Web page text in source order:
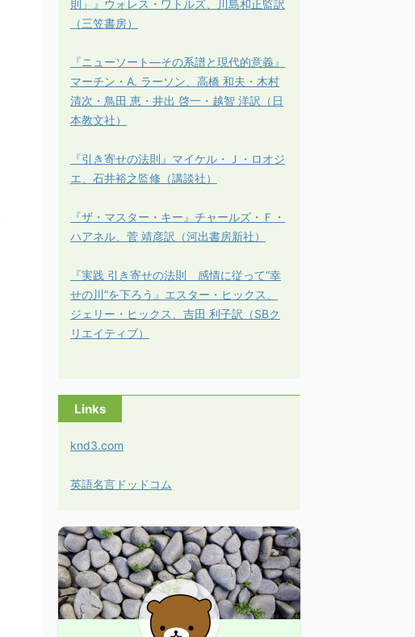
則」』ウォレス・ワトルズ、川島和正監訳
（三笠書房）
『ニューソート―その系譜と現代的意義』
マーチン・A. ラーソン、高橋 和夫・木村
清次・鳥田 恵・井出 啓一・越智 洋訳（日
本教文社）
『引き寄せの法則』マイケル・Ｊ・ロオジ
エ、石井裕之監修（講談社）
『ザ・マスター・キー』チャールズ・Ｆ・
ハアネル、菅 靖彦訳（河出書房新社）
『実践 引き寄せの法則 感情に従って“幸
せの川”を下ろう』エスター・ヒックス、
ジェリー・ヒックス、吉田 利子訳（SBク
リエイティブ）
Links
knd3.com
英語名言ドッドコム